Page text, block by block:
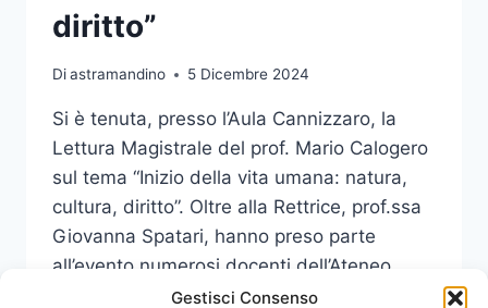
Gestisci Consenso
diritto”
Diastramandino 5 Dicembre 2024
Si è tenuta, presso l’Aula Cannizzaro, la
Lettura Magistrale del prof. Mario Calogero
sul tema “Inizio della vita umana: natura,
cultura, diritto”. Oltre alla Rettrice, prof.ssa
Giovanna Spatari, hanno preso parte
all’evento numerosi docenti dell’Ateneo